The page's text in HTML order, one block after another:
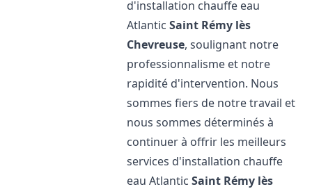
d'installation chauffe eau
AtlanticSaint Rémy lès
Chevreuse, soulignant notre
professionnalisme et notre
rapidité d'intervention. Nous
sommes fiers de notre travail et
nous sommes déterminés à
continuer à offrir les meilleurs
services d'installation chauffe
eau AtlanticSaint Rémy lès